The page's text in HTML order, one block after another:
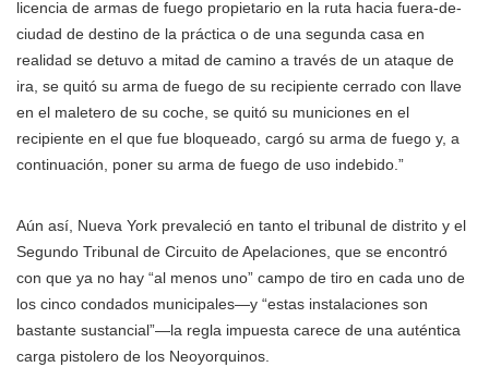
licencia de armas de fuego propietario en la ruta hacia fuera-de-
ciudad de destino de la práctica o de una segunda casa en
realidad se detuvo a mitad de camino a través de un ataque de
ira, se quitó su arma de fuego de su recipiente cerrado con llave
en el maletero de su coche, se quitó su municiones en el
recipiente en el que fue bloqueado, cargó su arma de fuego y, a
continuación, poner su arma de fuego de uso indebido.”
Aún así, Nueva York prevaleció en tanto el tribunal de distrito y el
Segundo Tribunal de Circuito de Apelaciones, que se encontró
con que ya no hay “al menos uno” campo de tiro en cada uno de
los cinco condados municipales—y “estas instalaciones son
bastante sustancial”—la regla impuesta carece de una auténtica
carga pistolero de los Neoyorquinos.